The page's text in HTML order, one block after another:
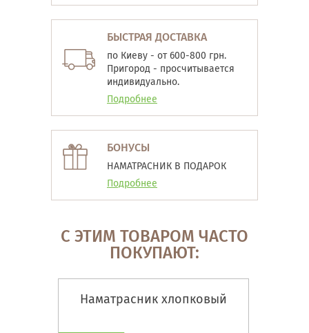
БЫСТРАЯ ДОСТАВКА
по Киеву - от 600-800 грн.
Пригород - просчитывается
индивидуально.
Подробнее
БОНУСЫ
НАМАТРАСНИК В ПОДАРОК
Подробнее
С ЭТИМ ТОВАРОМ ЧАСТО
ПОКУПАЮТ:
Наматрасник хлопковый